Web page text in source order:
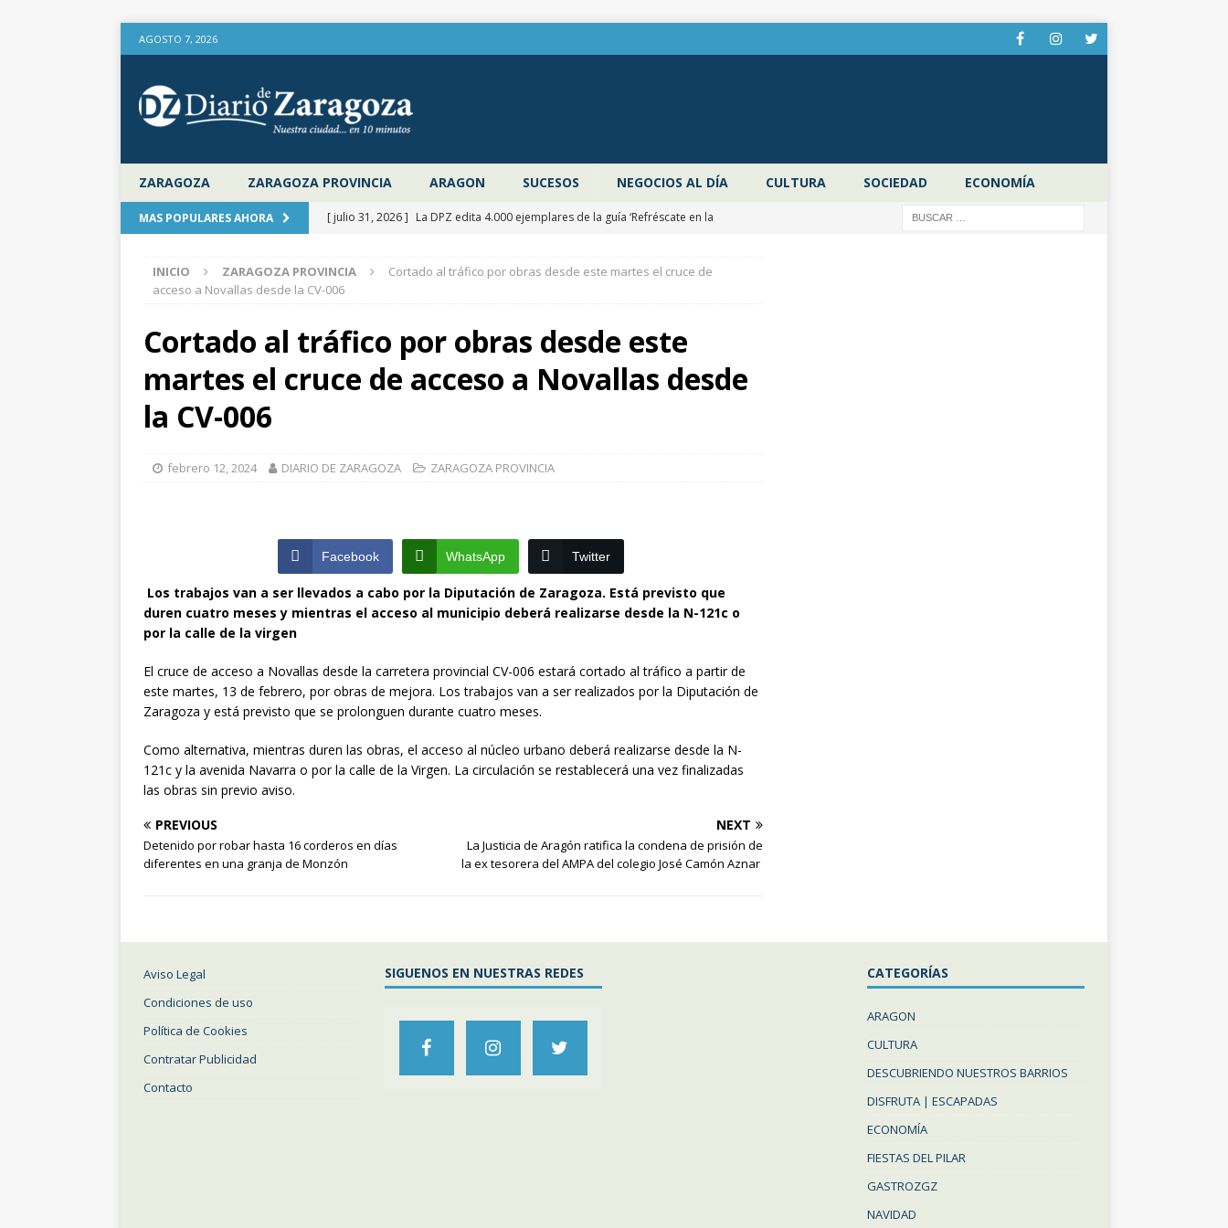
AGOSTO 7, 2026
ZARAGOZA ZARAGOZA PROVINCIA ARAGON SUCESOS NEGOCIOS AL DÍA CULTURA SOCIEDAD ECONOMÍA
MAS POPULARES AHORA [ julio 31, 2026 ] La DPZ edita 4.000 ejemplares de la guía ‘Refréscate en la
aire libre en el verano
ZARAGOZA PROVINCIA
la Diputación de Zaragoza con las entradas agotadas
CULTURA
[ julio 31, 2026 ]
Zaragoza congela un año más los impuestos municipales y
de Santiago de la catedral de Tarazona tras una inversión de 304.000 euros
interceptaron poco después de robar en el interior de más de media docena de
vehículos
ZARAGOZA
INICIO ZARAGOZA PROVINCIA
Cortado al tráfico por obras desde este martes el cruce de
acceso a Novallas desde la CV-006
Cortado al tráfico por obras desde este
martes el cruce de acceso a Novallas desde
la CV-006
febrero 12, 2024 DIARIO DE ZARAGOZA ZARAGOZA PROVINCIA
Facebook WhatsApp Twitter
Los trabajos van a ser llevados a cabo por la Diputación de Zaragoza. Está previsto que
duren cuatro meses y mientras el acceso al municipio deberá realizarse desde la N-121c o
por la calle de la virgen
El cruce de acceso a Novallas desde la carretera provincial CV-006 estará cortado al tráfico a partir de
este martes, 13 de febrero, por obras de mejora. Los trabajos van a ser realizados por la Diputación de
Zaragoza y está previsto que se prolonguen durante cuatro meses.
Como alternativa, mientras duren las obras, el acceso al núcleo urbano deberá realizarse desde la N-
121c y la avenida Navarra o por la calle de la Virgen. La circulación se restablecerá una vez finalizadas
las obras sin previo aviso.
PREVIOUS
Detenido por robar hasta 16 corderos en días
diferentes en una granja de Monzón
NEXT
La Justicia de Aragón ratifica la condena de prisión de
la ex tesorera del AMPA del colegio José Camón Aznar
Aviso Legal
Condiciones de uso
Política de Cookies
Contratar Publicidad
Contacto
SIGUENOS EN NUESTRAS REDES CATEGORÍAS
ARAGON
CULTURA
DESCUBRIENDO NUESTROS BARRIOS
DISFRUTA | ESCAPADAS
ECONOMÍA
FIESTAS DEL PILAR
GASTROZGZ
NAVIDAD